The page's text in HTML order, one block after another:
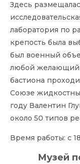
Здесь
лаборатория по
крепость была
был военный
любой желающий
бастиона
Союзе
году Валентин
около 50 типов
Время работы: с
Музей